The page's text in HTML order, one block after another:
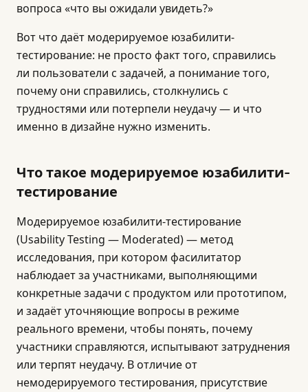
вопроса «что вы ожидали увидеть?»
Вот что даёт модерируемое юзабилити-
тестирование: не просто факт того, справились
ли пользователи с задачей, а понимание того,
почему они справились, столкнулись с
трудностями или потерпели неудачу — и что
именно в дизайне нужно изменить.
Что такое модерируемое юзабилити-
тестирование
Модерируемое юзабилити-тестирование
(Usability Testing — Moderated) — метод
исследования, при котором фасилитатор
наблюдает за участниками, выполняющими
конкретные задачи с продуктом или прототипом,
и задаёт уточняющие вопросы в режиме
реального времени, чтобы понять, почему
участники справляются, испытывают затруднения
или терпят неудачу. В отличие от
немодерируемого тестирования, присутствие